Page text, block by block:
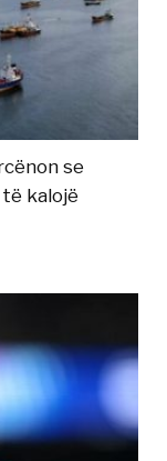
se
të kalojë